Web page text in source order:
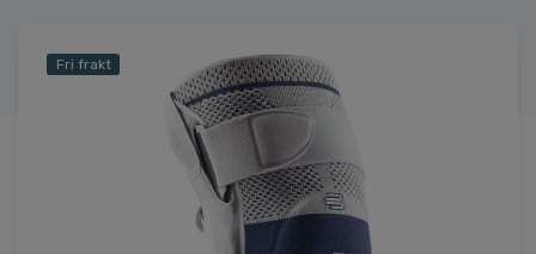
Fri frakt